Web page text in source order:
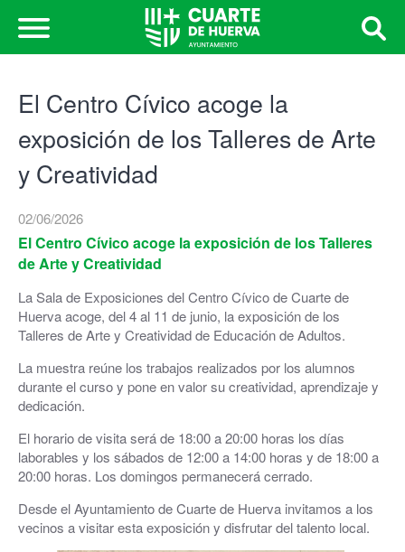
El Centro Cívico acoge la
exposición de los Talleres de Arte
y Creatividad
02/06/2026
El Centro Cívico acoge la exposición de los Talleres
de Arte y Creatividad
La Sala de Exposiciones del Centro Cívico de Cuarte de
Huerva acoge, del 4 al 11 de junio, la exposición de los
Talleres de Arte y Creatividad de Educación de Adultos.
La muestra reúne los trabajos realizados por los alumnos
durante el curso y pone en valor su creatividad, aprendizaje y
dedicación.
El horario de visita será de 18:00 a 20:00 horas los días
laborables y los sábados de 12:00 a 14:00 horas y de 18:00 a
20:00 horas. Los domingos permanecerá cerrado.
Desde el Ayuntamiento de Cuarte de Huerva invitamos a los
vecinos a visitar esta exposición y disfrutar del talento local.